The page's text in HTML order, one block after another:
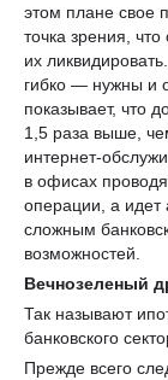
этом плане свое
точка зрения,
их
гибко — нужны и
показывает, что
1,5 раза выше,
интернет-
в офисах
операции, а идет
сложным
возможностей.
Вечнозеленый
Так называют
банковского
Прежде всего